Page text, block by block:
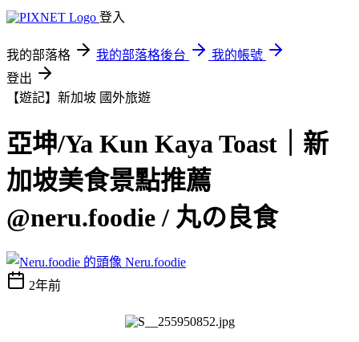
登入
我的部落格 我的部落格後台
我的帳號
登出
【遊記】新加坡 國外旅遊
亞坤/Ya Kun Kaya Toast｜新
加坡美食景點推薦
@neru.foodie / 丸の良食
Neru.foodie
2年前